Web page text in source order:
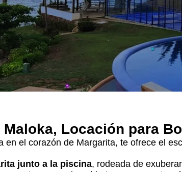
Maloka, Locación para
en el corazón de Margarita, te ofrece el
junto a la piscina, rodeada de